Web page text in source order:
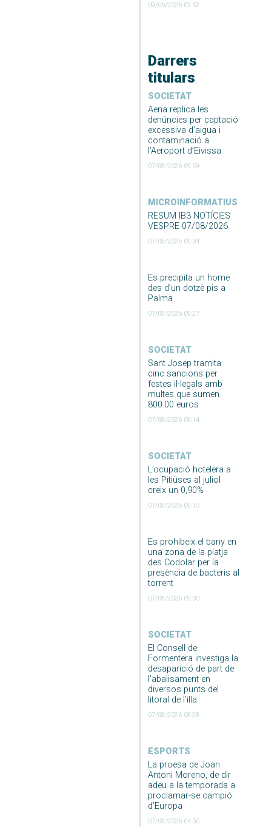
09/06/2026 02:52
Darrers
titulars
SOCIETAT
Aena replica les
denúncies per captació
excessiva d’aigua i
contaminació a
l’Aeroport d’Eivissa
07/08/2026 09:59
MICROINFORMATIUS
RESUM IB3 NOTÍCIES
VESPRE 07/08/2026
07/08/2026 09:34
Es precipita un home
des d’un dotzè pis a
Palma
07/08/2026 09:27
SOCIETAT
Sant Josep tramita
cinc sancions per
festes il·legals amb
multes que sumen
800.00 euros
07/08/2026 09:14
SOCIETAT
L’ocupació hotelera a
les Pitiüses al juliol
creix un 0,90%
07/08/2026 09:15
Es prohibeix el bany en
una zona de la platja
des Codolar per la
presència de bacteris al
torrent
07/08/2026 09:03
SOCIETAT
El Consell de
Formentera investiga la
desaparició de part de
l’abalisament en
diversos punts del
litoral de l’illa
07/08/2026 08:28
ESPORTS
La proesa de Joan
Antoni Moreno, de dir
adeu a la temporada a
proclamar-se campió
d’Europa
07/08/2026 04:50